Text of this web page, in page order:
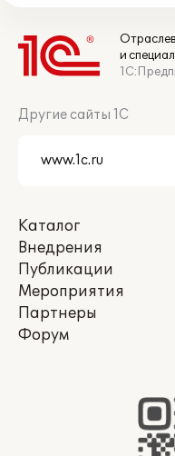
и
Другие сайты 1С
Каталог
Внедрения
Публикации
Мероприятия
Партнеры
Форум